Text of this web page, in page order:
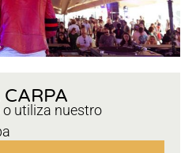
utiliza nuestro